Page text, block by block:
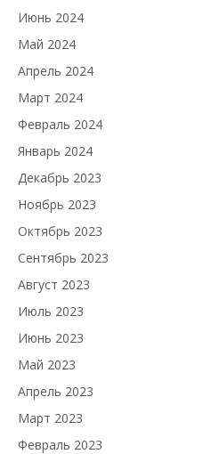
Июнь 2024
Май 2024
Апрель 2024
Март 2024
Февраль 2024
Январь 2024
Декабрь 2023
Ноябрь 2023
Октябрь 2023
Сентябрь 2023
Август 2023
Июль 2023
Июнь 2023
Май 2023
Апрель 2023
Март 2023
Февраль 2023